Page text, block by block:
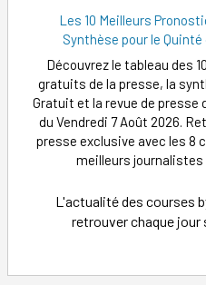
Les 10 Meilleurs
Synthèse pour le
Découvrez le tableau des
gratuits de la presse, la
Gratuit et la revue de presse
du Vendredi 7 Août 2026.
presse exclusive avec les 8
meilleurs journalistes
L'actualité des courses
retrouver chaque jour